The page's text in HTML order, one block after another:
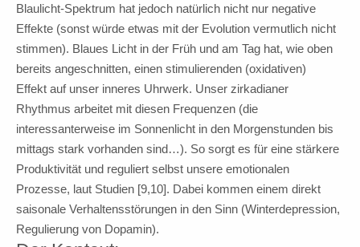
Blaulicht-Spektrum hat jedoch natürlich nicht nur negative
Effekte (sonst würde etwas mit der Evolution vermutlich nicht
stimmen). Blaues Licht in der Früh und am Tag hat, wie oben
bereits angeschnitten, einen stimulierenden (oxidativen)
Effekt auf unser inneres Uhrwerk. Unser zirkadianer
Rhythmus arbeitet mit diesen Frequenzen (die
interessanterweise im Sonnenlicht in den Morgenstunden bis
mittags stark vorhanden sind…). So sorgt es für eine stärkere
Produktivität und reguliert selbst unsere emotionalen
Prozesse, laut Studien [9,10]. Dabei kommen einem direkt
saisonale Verhaltensstörungen in den Sinn (Winterdepression,
Regulierung von Dopamin).